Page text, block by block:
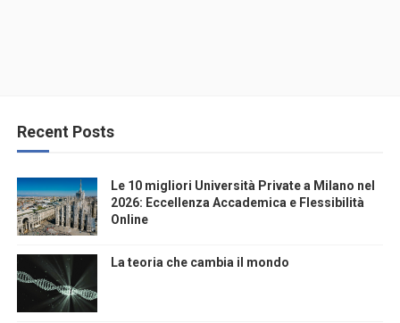
Recent Posts
Le 10 migliori Università Private a Milano nel
2026: Eccellenza Accademica e Flessibilità
Online
La teoria che cambia il mondo